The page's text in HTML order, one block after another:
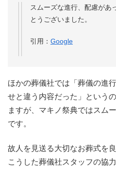
スムーズな進行、配慮があ
とうございました。
引用： Google
ほかの葬儀社では「葬儀の進
せと違う内容だった」という
ますが、マキノ祭典ではスム
です。
故人を見送る大切なお葬式を
こうした葬儀社スタッフの協